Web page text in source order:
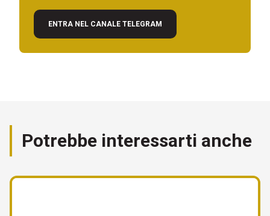
ENTRA NEL CANALE TELEGRAM
Potrebbe interessarti anche